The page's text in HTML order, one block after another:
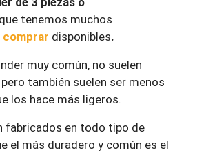
tenemos muchos
comprar disponibles.
muy común, no suelen
también suelen ser menos
los hace más ligeros.
fabricados en todo tipo de
el más duradero y común es el